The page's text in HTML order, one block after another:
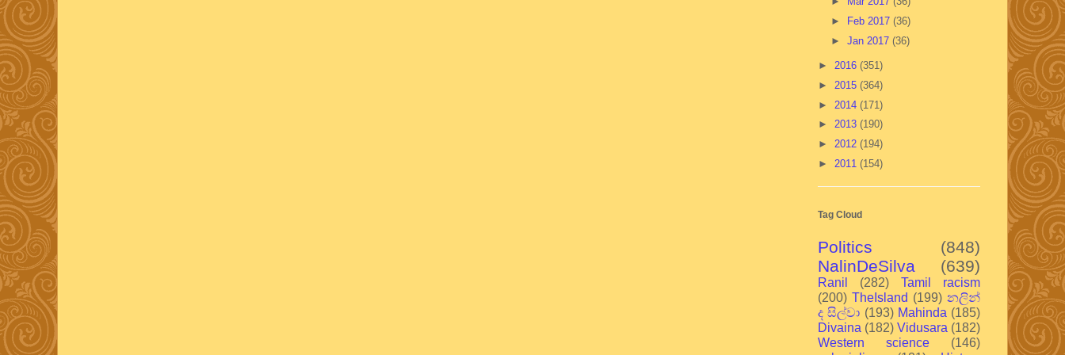
►
Feb 2017 (36)
► Jan 2017 (36)
► 2016 (351)
► 2015 (364)
► 2014 (171)
► 2013 (190)
► 2012 (194)
► 2011 (154)
Tag Cloud
Politics
(848)
NalinDeSilva
(639)
Ranil (282)
Tamil racism
(200) TheIsland (199) නලින්
ද සිල්වා (193) Mahinda (185)
Divaina (182) Vidusara (182)
Western science
(146)